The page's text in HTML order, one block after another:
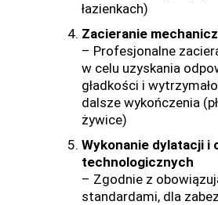
łazienkach)
Zacieranie
– Profesjonalne
w celu uzyskania
gładkości i
dalsze wykończenia
żywice)
Wykonanie dylatacji i
technologicznych
– Zgodnie z
standardami, dla